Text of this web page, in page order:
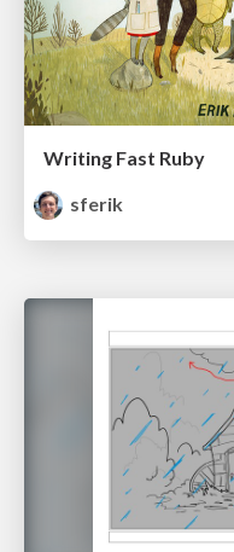
Writing Fast Ruby
sferik